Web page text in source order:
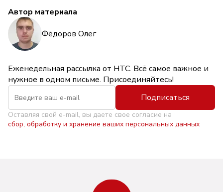
Автор материала
Фёдоров Олег
Еженедельная рассылка от НТС. Всё самое важное и
нужное в одном письме. Присоединяйтесь!
Подписаться
Оставляя свой e-mail, вы даете свое согласие на
сбор, обработку и хранение ваших персональных данных